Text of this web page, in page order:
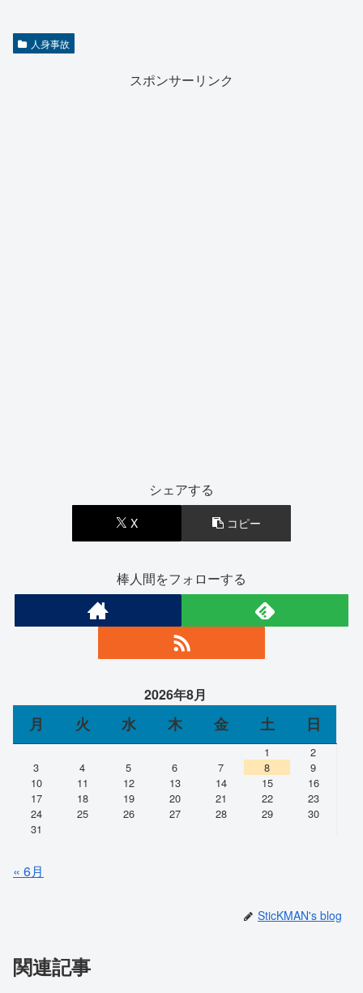
人身事故
スポンサーリンク
シェアする
X コピー
棒人間をフォローする
2026年8月
月 火 水 木 金 土 日
1
2
3
4 5 6 7 8
9
10
11 12 13 14 15
16
17
18 19 20 21 22
23
24
25 26 27 28 29
30
31
« 6月
SticKMAN's blog
関連記事